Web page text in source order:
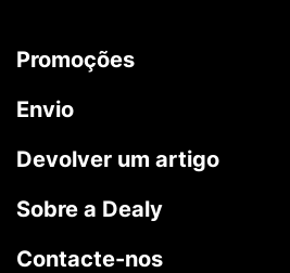
Promoções
Envio
Devolver um artigo
Sobre a Dealy
Contacte-nos